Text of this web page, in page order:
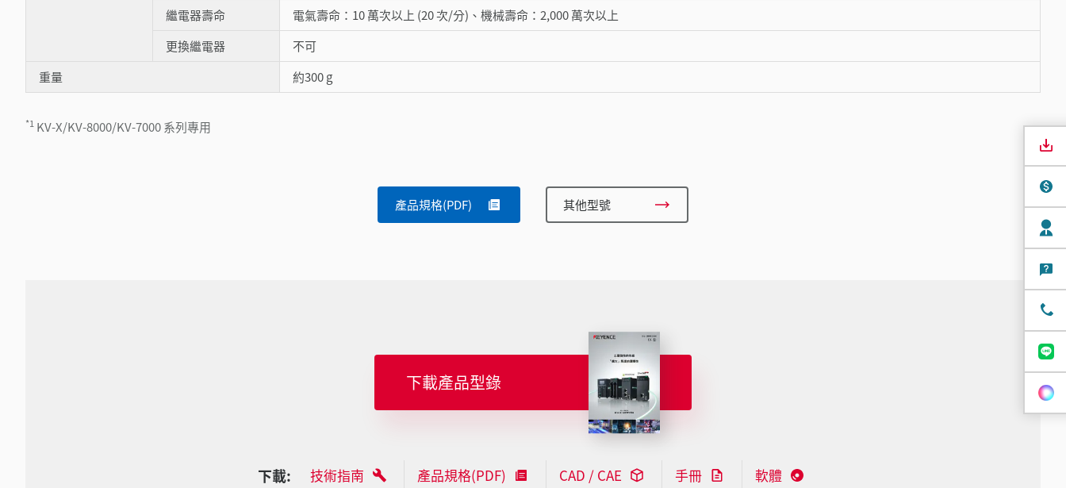
繼電器壽命
電氣壽命：10 萬次以上 (20 次/分)、機械壽命：2,000 萬次以上
更換繼電器
不可
重量
約300 g
*1 KV-X/KV-8000/KV-7000 系列專用
產品規格(PDF) 其他型號
下載產品型錄
下載: 技術指南 產品規格(PDF) CAD / CAE 手冊 軟體